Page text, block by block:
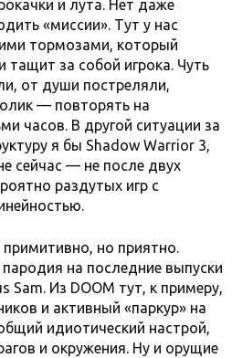
и лута. Нет даже
«миссии». Тут у нас
тормозами, который
тащит за собой игрока. Чуть
от души постреляли,
— повторять на
часов. В другой ситуации за
я бы Shadow Warrior 3,
сейчас — не после двух
раздутых игр с
примитивно, но приятно.
на последние выпуски
Sam. Из DOOM тут, к примеру,
и активный «паркур» на
идиотический настрой,
и окружения. Ну и орущие